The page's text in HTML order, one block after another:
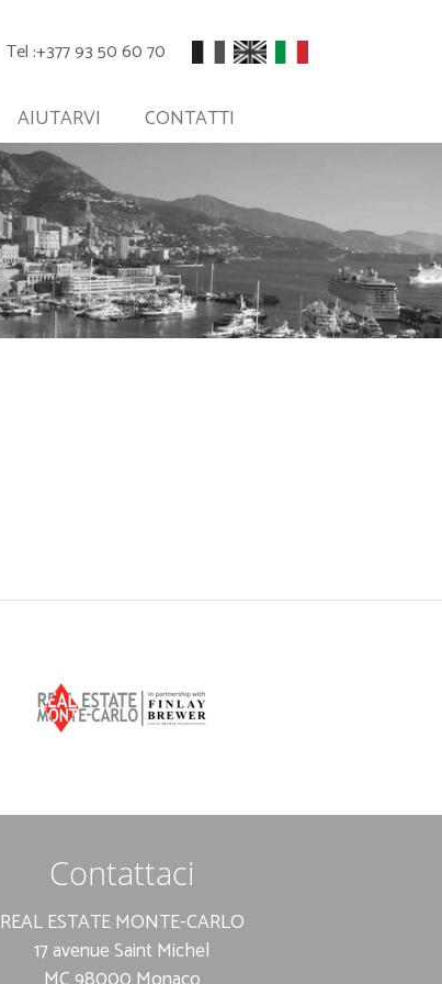
Tel :+377 93 50 60 70
AIUTARVI CONTATTI
Contattaci
REAL ESTATE MONTE-CARLO
17 avenue Saint Michel